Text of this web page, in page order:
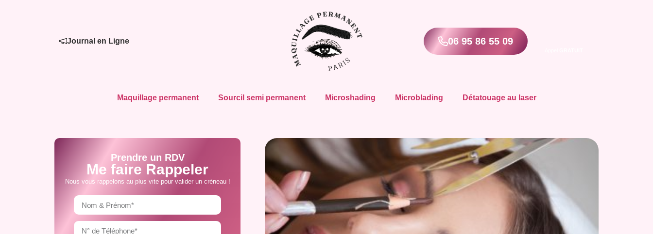
Journal en Ligne 06 95 86 55 09
Maquillage permanent Sourcil semi permanent Microshading Microblading Détatouage au laser
Prendre un RDV
Me faire Rappeler
Nous vous rappelons au plus vite pour valider un créneau !